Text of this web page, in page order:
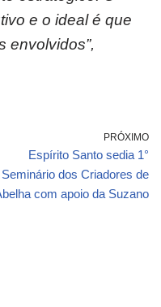
e o ideal é que
envolvidos”,
PRÓXIMO
Espírito Santo sedia 1°
Seminário dos Criadores de
com apoio da Suzano